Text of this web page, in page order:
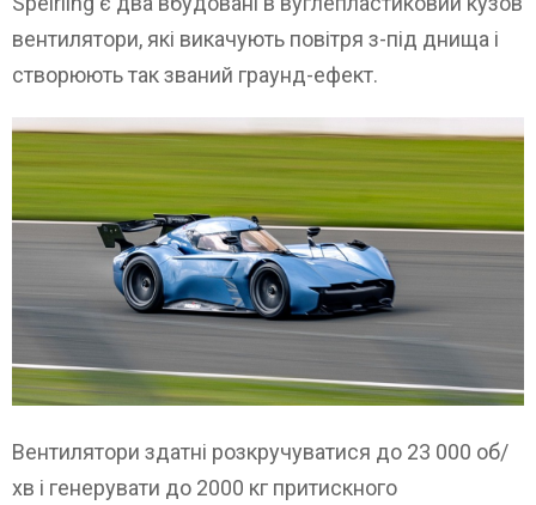
вентилятори, які викачують повітря з-під днища і
створюють так званий граунд-ефект.
Вентилятори здатні розкручуватися до 23 000 об/
хв і генерувати до 2000 кг притискного